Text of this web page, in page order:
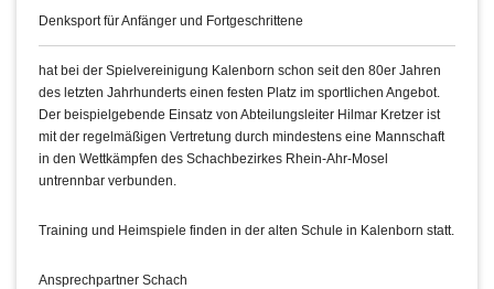
Denksport für Anfänger und Fortgeschrittene
hat bei der Spielvereinigung Kalenborn schon seit den 80er Jahren
des letzten Jahrhunderts einen festen Platz im sportlichen Angebot.
Der beispielgebende Einsatz von Abteilungsleiter Hilmar Kretzer ist
mit der regelmäßigen Vertretung durch mindestens eine Mannschaft
in den Wettkämpfen des Schachbezirkes Rhein-Ahr-Mosel
untrennbar verbunden.
Training und Heimspiele finden in der alten Schule in Kalenborn statt.
Ansprechpartner Schach